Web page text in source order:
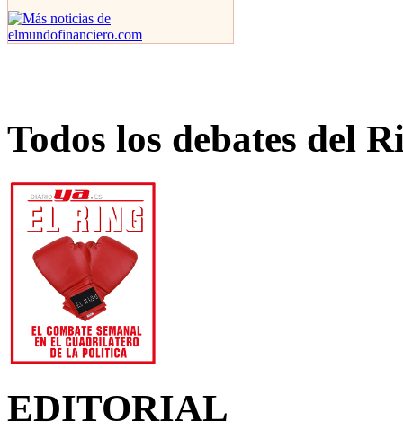
Todos los debates del
EDITORIAL